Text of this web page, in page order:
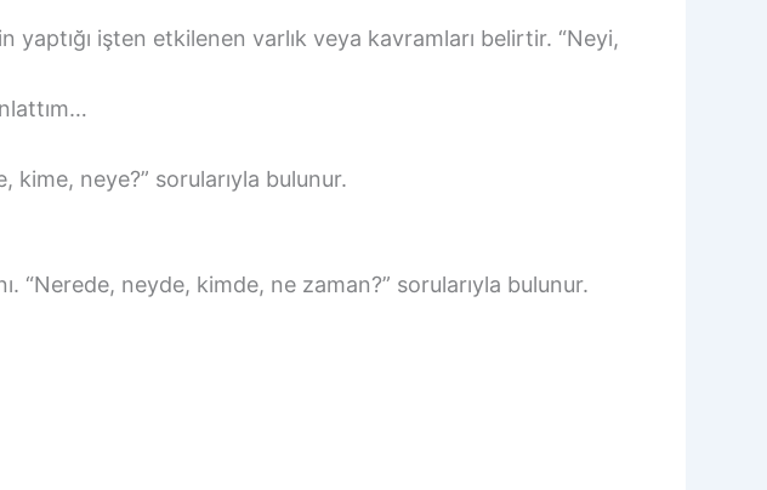
yaptığı işten etkilenen varlık veya kavramları belirtir. “Neyi,
kime, neye?” sorularıyla bulunur.
“Nerede, neyde, kimde, ne zaman?” sorularıyla bulunur.